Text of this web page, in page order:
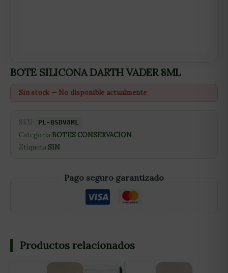
BOTE SILICONA DARTH VADER 8ML
Sin stock — No disponible actualmente
SKU: PL-BSDV8ML
Categoría:BOTES CONSERVACION
Etiqueta:SIN
Pago seguro garantizado
Productos relacionados